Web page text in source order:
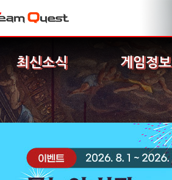
최신소식 게임정보